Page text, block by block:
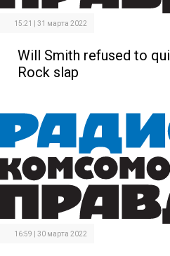
15:21 | 31 марта 2022
Will Smith refused to
Rock slap
16:59 | 30 марта 2022